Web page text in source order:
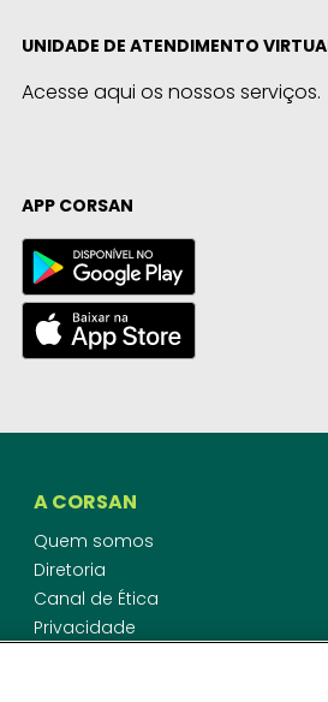
UNIDADE DE ATENDIMENTO
Acesse aqui os nossos serviços.
APP CORSAN
A CORSAN
Quem somos
Diretoria
Canal de Ética
Privacidade